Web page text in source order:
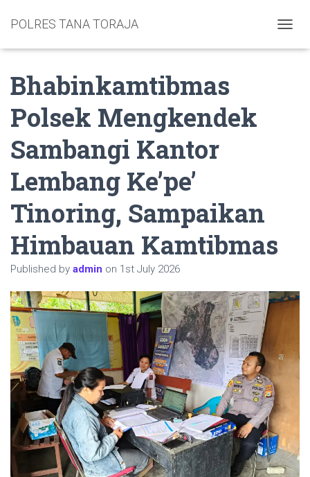
POLRES TANA TORAJA
Bhabinkamtibmas
Polsek Mengkendek
Sambangi Kantor
Lembang Ke’pe’
Tinoring, Sampaikan
Himbauan Kamtibmas
Published by admin on 1st July 2026